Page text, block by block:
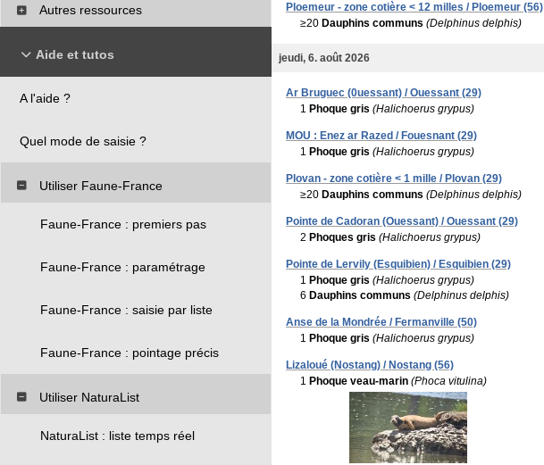
Autres ressources
Aide et tutos
A l'aide ?
Quel mode de saisie ?
Utiliser Faune-France
Faune-France : premiers pas
Faune-France : paramétrage
Faune-France : saisie par liste
Faune-France : pointage précis
Utiliser NaturaList
NaturaList : liste temps réel
Ploemeur - zone cotière < 12 milles / Ploemeur (56)
≥20 Dauphins communs (Delphinus delphis)
jeudi, 6. août 2026
Ar Bruguec (0uessant) / Ouessant (29)
1 Phoque gris (Halichoerus grypus)
MOU : Enez ar Razed / Fouesnant (29)
1 Phoque gris (Halichoerus grypus)
Plovan - zone cotière < 1 mille / Plovan (29)
≥20 Dauphins communs (Delphinus delphis)
Pointe de Cadoran (Ouessant) / Ouessant (29)
2 Phoques gris (Halichoerus grypus)
Pointe de Lervily (Esquibien) / Esquibien (29)
1 Phoque gris (Halichoerus grypus)
6 Dauphins communs (Delphinus delphis)
Anse de la Mondrée / Fermanville (50)
1 Phoque gris (Halichoerus grypus)
Lizaloué (Nostang) / Nostang (56)
1 Phoque veau-marin (Phoca vitulina)